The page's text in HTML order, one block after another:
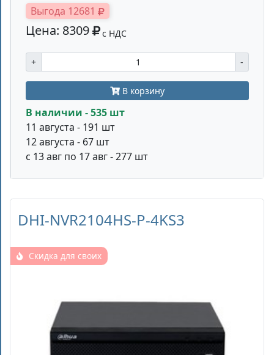
Выгода 12681
Цена: 8309 с НДС
+ -
В корзину
В наличии - 535 шт
11 августа - 191 шт
12 августа - 67 шт
с 13 авг по 17 авг - 277 шт
DHI-NVR2104HS-P-4KS3
Скидка для своих